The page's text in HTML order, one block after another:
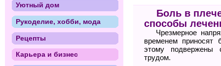
Боль в
способы
Чрезмерное
временем
этому подвержены
трудом.
Уютный дом
Рукоделие, хобби, мода
Рецепты
Карьера и бизнес